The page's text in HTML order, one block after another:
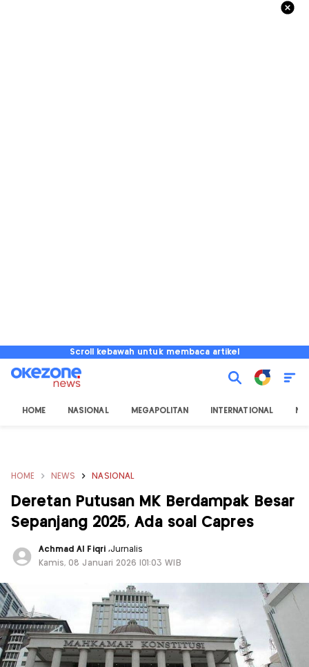
Scroll kebawah untuk membaca artikel
HOME NASIONAL MEGAPOLITAN INTERNATIONAL
HOME NEWS NASIONAL
Deretan Putusan MK Berdampak Besar
Sepanjang 2025, Ada soal Capres
Achmad Al Fiqri ,Jurnalis
Kamis, 08 Januari 2026 |01:03 WIB